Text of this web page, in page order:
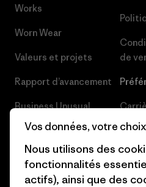
Works
Worn Wear
Valeurs et projets
Rapport d’avancement
Business Unusual
Objectifs climatiques
1% For The Planet
Comment nous
de
Vos données, votre choix
Nous utilisons des
fonctionnalités
actifs), ainsi que des